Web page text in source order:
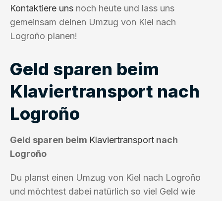
Kontaktiere uns noch heute und lass uns
gemeinsam deinen Umzug von Kiel nach
Logroño planen!
Geld sparen beim
Klaviertransport nach
Logroño
Geld sparen beim Klaviertransport nach
Logroño
Du planst einen Umzug von Kiel nach Logroño
und möchtest dabei natürlich so viel Geld wie